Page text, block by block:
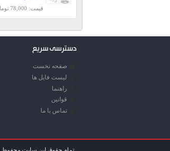
قیمت: 78,000 تومان
دسترسی سریع
صفحه نخست
لیست فایل ها
راهنما
قوانین
تماس با ما